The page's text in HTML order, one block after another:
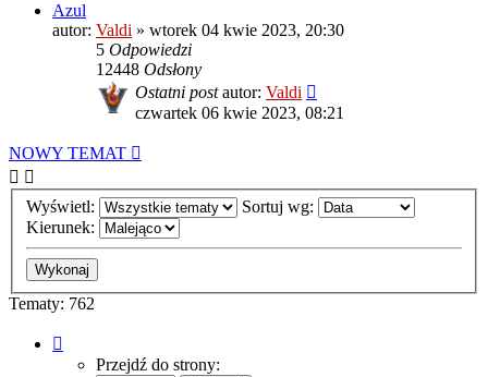
Azul
autor: Valdi » wtorek 04 kwie 2023, 20:30
5 Odpowiedzi
12448 Odsłony
Ostatni postautor: Valdi
czwartek 06 kwie 2023, 08:21
NOWY TEMAT
Wyświetl:
Sortuj wg:
Kierunek:
Tematy: 762
Przejdź do strony: